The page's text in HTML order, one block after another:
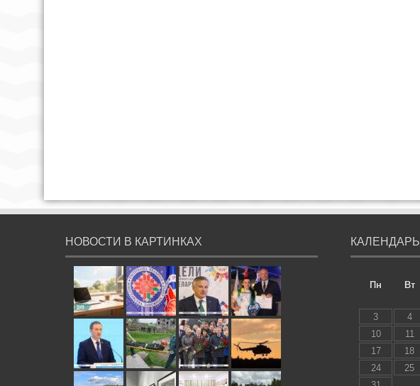
НОВОСТИ В КАРТИНКАХ КАЛЕНДАРЬ
Пн
Вт
3
4
10
11
17
18
24
25